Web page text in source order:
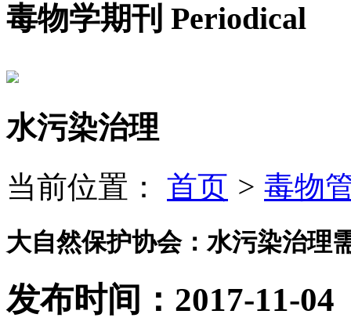
毒物学期刊 Periodical
水污染治理
当前位置：
首页 > 毒物
大自然保护协会：水污染治理
发布时间：2017-11-04